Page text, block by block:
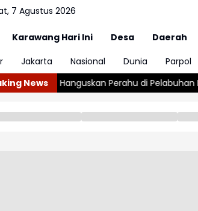
7 Agustus 2026
Karawang Hari Ini Desa Daerah
Jakarta Nasional Dunia Parpol
News
di Pelabuhan Karangsong Indramayu